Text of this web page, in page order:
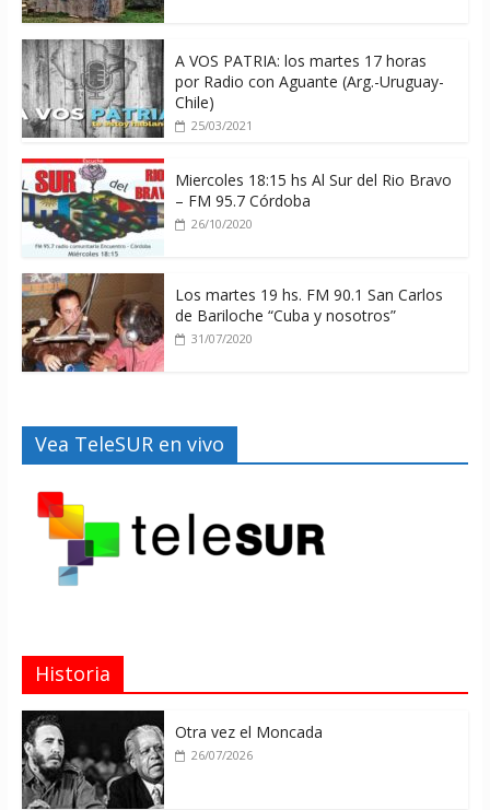
A VOS PATRIA: los martes 17 horas
por Radio con Aguante (Arg.-Uruguay-
Chile)
25/03/2021
Miercoles 18:15 hs Al Sur del Rio Bravo
– FM 95.7 Córdoba
26/10/2020
Los martes 19 hs. FM 90.1 San Carlos
de Bariloche “Cuba y nosotros”
31/07/2020
Vea TeleSUR en vivo
Historia
Otra vez el Moncada
26/07/2026